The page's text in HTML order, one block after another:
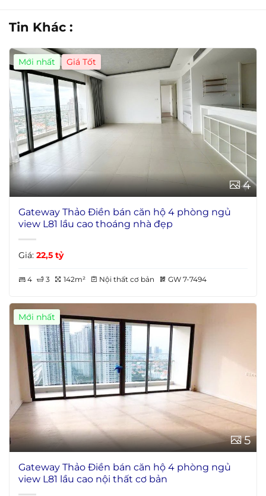
Tin Khác :
Mới nhất Giá Tốt
4
Gateway Thảo Điền bán căn hộ 4 phòng ngủ
view L81 lầu cao thoáng nhà đẹp
Giá: 22,5 tỷ
4 3 142m² Nội thất cơ bản GW 7-7494
Mới nhất
5
Gateway Thảo Điền bán căn hộ 4 phòng ngủ
view L81 lầu cao nội thất cơ bản